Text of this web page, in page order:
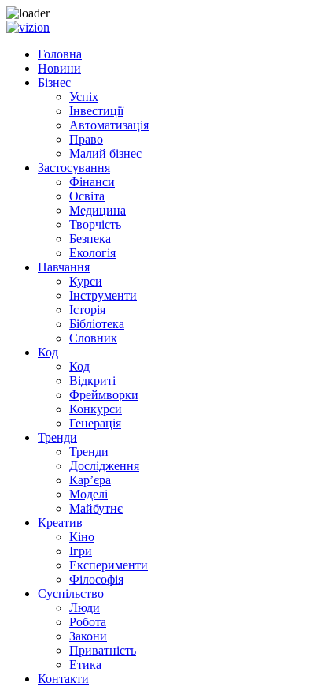
Skip to content
Головна
Новини
Бізнес
Успіх
Інвестиції
Автоматизація
Право
Малий бізнес
Застосування
Фінанси
Освіта
Медицина
Творчість
Безпека
Екологія
Навчання
Курси
Інструменти
Історія
Бібліотека
Словник
Код
Код
Відкриті
Фреймворки
Конкурси
Генерація
Тренди
Тренди
Дослідження
Кар’єра
Моделі
Майбутнє
Креатив
Кіно
Ігри
Експерименти
Філософія
Суспільство
Люди
Робота
Закони
Приватність
Етика
Контакти